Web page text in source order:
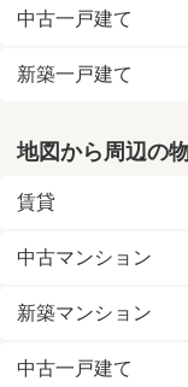
中古一戸建て
新築一戸建て
地図から周辺の
賃貸
中古マンション
新築マンション
中古一戸建て